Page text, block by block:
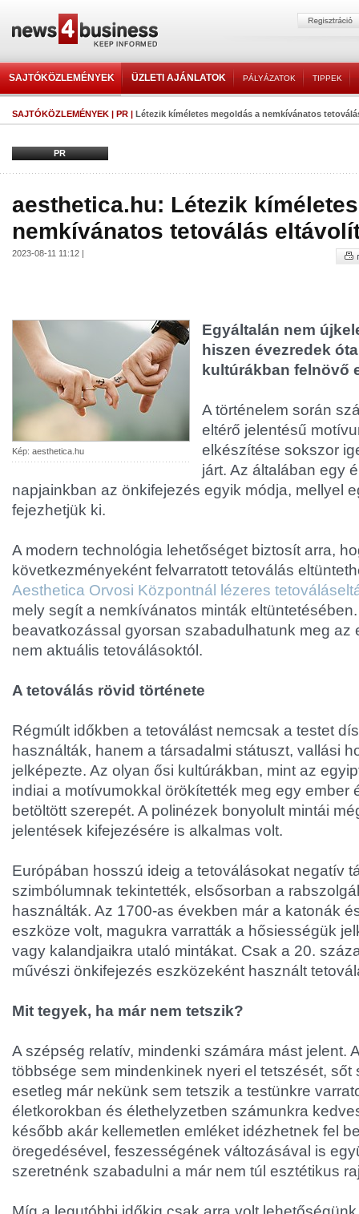
SAJTÓKÖZLEMÉNYEK ÜZLETI AJÁNLATOK PÁLYÁZATOK TIPPEK
SAJTÓKÖZLEMÉNYEK | PR | Létezik kíméletes megoldás a nemkívánatos
PR
aesthetica.hu: Létezik
nemkívánatos tetoválás
2023-08-11 11:12 |
Kép: aesthetica.hu
Egyáltalán nem
hiszen évezredek
kultúrákban felnövő
A történelem során
eltérő jelentésű
elkészítése sokszor
járt. Az általában egy
napjainkban az önkifejezés egyik módja, mellyel
fejezhetjük ki.
A modern technológia lehetőséget biztosít arra,
következményeként felvarratott tetoválás
Aesthetica Orvosi Központnál lézeres
mely segít a nemkívánatos minták
beavatkozással gyorsan szabadulhatunk meg az
nem aktuális tetoválásoktól.
A tetoválás rövid története
Régmúlt időkben a tetoválást nemcsak a testet
használták, hanem a társadalmi státuszt, vallási
jelképezte. Az olyan ősi kultúrákban, mint az
indiai a motívumokkal örökítették meg egy ember
betöltött szerepét. A polinézek bonyolult mintái
jelentések kifejezésére is alkalmas volt.
Európában hosszú ideig a tetoválásokat negatív
szimbólumnak tekintették, elsősorban a
használták. Az 1700-as években már a katonák
eszköze volt, magukra varratták a hősiességük
vagy kalandjaikra utaló mintákat. Csak a 20.
művészi önkifejezés eszközeként használt
Mit tegyek, ha már nem tetszik?
A szépség relatív, mindenki számára mást jelent.
többsége sem mindenkinek nyeri el tetszését, sőt
esetleg már nekünk sem tetszik a testünkre
életkorokban és élethelyzetben számunkra
később akár kellemetlen emléket idézhetnek fel
öregedésével, feszességének változásával is
szeretnénk szabadulni a már nem túl esztétikus